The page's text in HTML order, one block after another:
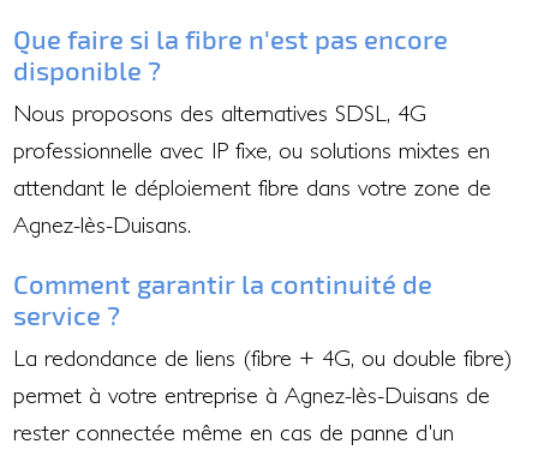
Que faire si la fibre n'est pas encore
disponible ?
Nous proposons des alternatives SDSL, 4G
professionnelle avec IP fixe, ou solutions mixtes en
attendant le déploiement fibre dans votre zone de
Agnez-lès-Duisans.
Comment garantir la continuité de
service ?
La redondance de liens (fibre + 4G, ou double fibre)
permet à votre entreprise à Agnez-lès-Duisans de
rester connectée même en cas de panne d'un